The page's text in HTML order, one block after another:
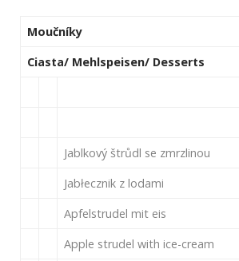
Moučníky
Ciasta/ Mehlspeisen/ Desserts
Jablkový štrůdl se zmrzlinou
Jabłecznik z lodami
Apfelstrudel mit eis
Apple strudel with ice-cream